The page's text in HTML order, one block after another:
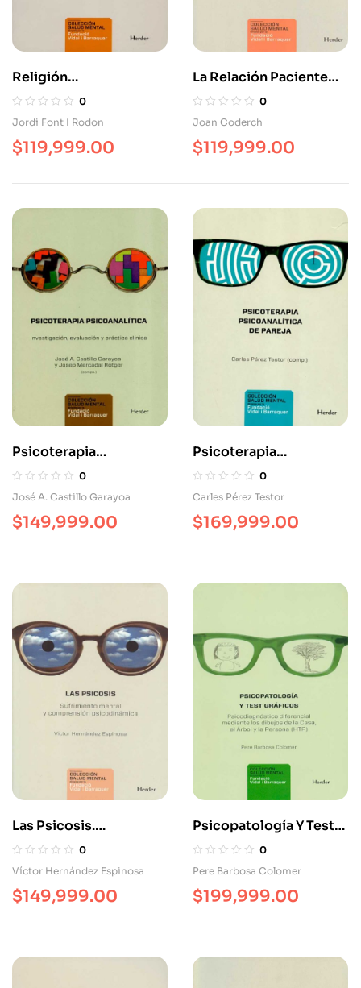
Religión
Psicopatología Y Salud
Mental Introducción A
La Psicología De Las
Experiencias
0
Jordi Font I Rodon
$119,999.00
La Relación Paciente
Terapeuta. El Campo
Del Psicoanálisis Y La
Psicoterapia
Psicoanalítica
0
Joan Coderch
$119,999.00
Psicoterapia
Psicoanalítica
Investigación
Clínica
0
José A. Castillo Garayoa
$149,999.00
Psicoterapia
Psicoanalítica De
Pareja
0
Carles Pérez Testor
$169,999.00
Las Psicosis.
Sufrimiento Mental Y
Comprensión
0
Víctor Hernández Espinosa
$149,999.00
Psicopatología Y Test
Gráficos
0
Pere Barbosa Colomer
$199,999.00